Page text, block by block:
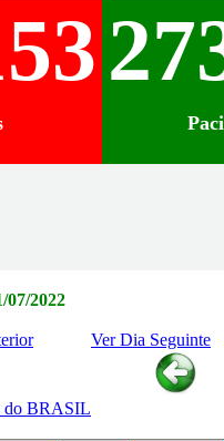
07/2022
Ver Dia Seguinte
do BRASIL